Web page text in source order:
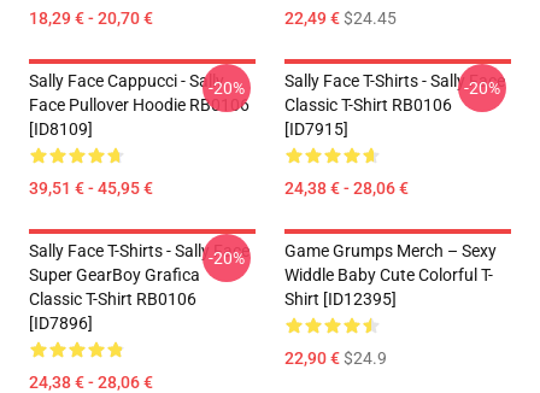
18,29 € - 20,70 € 22,49 €$24.45
Sally Face Cappucci - Sally
Face Pullover Hoodie RB0106
[ID8109]
39,51 € - 45,95 €
-20%
Sally Face T-Shirts - Sally Face
Classic T-Shirt RB0106
[ID7915]
24,38 € - 28,06 €
-20%
Sally Face T-Shirts - Sally Face
Super GearBoy Grafica
Classic T-Shirt RB0106
[ID7896]
24,38 € - 28,06 €
-20%
Game Grumps Merch – Sexy
Widdle Baby Cute Colorful T-
Shirt [ID12395]
22,90 €$24.9